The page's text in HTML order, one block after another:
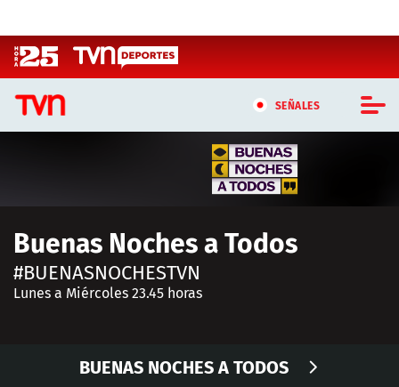
SEÑALES
TVN VERTICAL
TVN PLAY
TELESERIES
Buenas Noches a Todos
#BUENASNOCHESTVN
Lunes a Miércoles 23.45 horas
BUENAS NOCHES A TODOS